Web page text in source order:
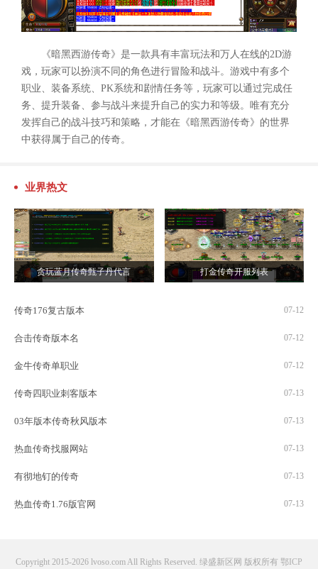
《暗黑西游传奇》是一款具有丰富玩法和万人在线的2D游
戏，玩家可以扮演不同的角色进行冒险和战斗。游戏中有多个
职业、装备系统、PK系统和剧情任务等，玩家可以通过完成任
务、提升装备、参与战斗来提升自己的实力和等级。唯有充分
发挥自己的战斗技巧和策略，才能在《暗黑西游传奇》的世界
中获得属于自己的传奇。
业界热文
贪玩蓝月传奇甄子丹代言 打金传奇开服列表
传奇176复古版本 07-12
合击传奇版本名 07-12
金牛传奇单职业 07-12
传奇四职业刺客版本 07-13
03年版本传奇秋风版本 07-13
热血传奇找服网站 07-13
有彻地钉的传奇 07-13
热血传奇1.76版官网 07-13
Copyright 2015-2026 lvoso.com All Rights Reserved. 绿盛新区网 版权所有 鄂ICP